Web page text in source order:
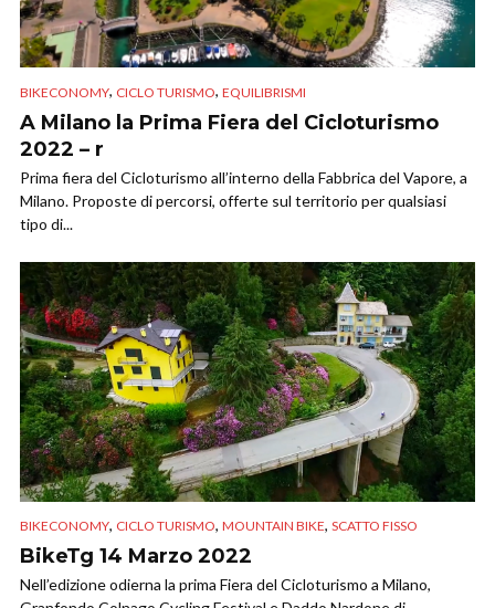
BIKECONOMY, CICLO TURISMO, EQUILIBRISMI
A Milano la Prima Fiera del Cicloturismo
2022 – r
Prima fiera del Cicloturismo all’interno della Fabbrica del Vapore, a
Milano. Proposte di percorsi, offerte sul territorio per qualsiasi
tipo di...
BIKECONOMY, CICLO TURISMO, MOUNTAIN BIKE, SCATTO FISSO
BikeTg 14 Marzo 2022
Nell’edizione odierna la prima Fiera del Cicloturismo a Milano,